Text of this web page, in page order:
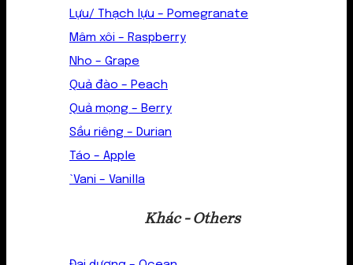
Lựu/ Thạch lựu – Pomegranate
Mâm xôi – Raspberry
Nho – Grape
Quả đào – Peach
Quả mọng – Berry
Sầu riêng – Durian
Táo – Apple
`Vani – Vanilla
Khác - Others